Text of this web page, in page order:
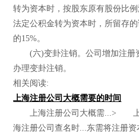
转为资本时，按股东原有股份比
法定公积金转为资本时，所留存
的15%。
(六)变卦注销。公司增加注册
办理变卦注销。
相关阅读:
上海注册公司大概需要的时间
上海注册公司大概需...>
海注册公司查名时...东需将注册